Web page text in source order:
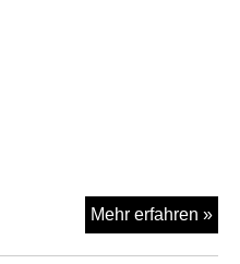
Mehr erfahren »
am